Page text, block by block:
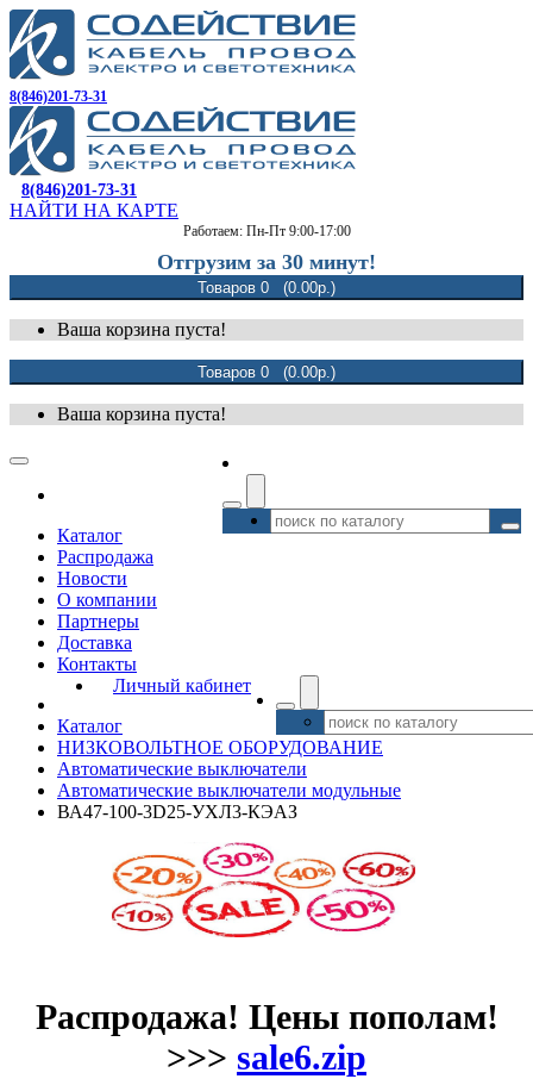
8(846)201-73-31
8(846)201-73-31
НАЙТИ НА КАРТЕ
Работаем: Пн-Пт 9:00-17:00
Отгрузим за 30 минут!
Товаров 0 (0.00р.)
Ваша корзина пуста!
Товаров 0 (0.00р.)
Ваша корзина пуста!
Каталог
Распродажа
Новости
О компании
Партнеры
Доставка
Контакты
Личный кабинет
Каталог
НИЗКОВОЛЬТНОЕ ОБОРУДОВАНИЕ
Автоматические выключатели
Автоматические выключатели модульные
ВА47-100-3D25-УХЛ3-КЭАЗ
Распродажа! Цены пополам!
>>> sale6.zip